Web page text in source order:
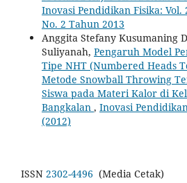
Inovasi Pendidikan Fisika: Vol.
No. 2 Tahun 2013
Anggita Stefany Kusumaning
Suliyanah, Pengaruh Model
Tipe NHT (Numbered Heads
Metode ‎Snowball Throwing
Siswa pada Materi Kalor di
‎Bangkalan , Inovasi
(2012)
ISSN 2302-4496 (Media Cetak)